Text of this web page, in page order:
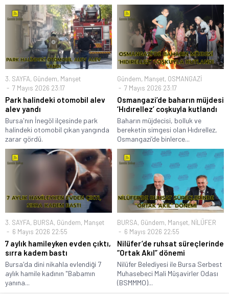
3. SAYFA, Gündem, Manşet
7 Mayıs 2026 23:17
Park halindeki otomobil alev
alev yandı
Bursa'nın İnegöl ilçesinde park
halindeki otomobil çıkan yangında
zarar gördü.
Gündem, Manşet, OSMANGAZİ
7 Mayıs 2026 23:17
Osmangazi’de baharın müjdesi
‘Hıdırellez’ coşkuyla kutlandı
Baharın müjdecisi, bolluk ve
bereketin simgesi olan Hıdırellez,
Osmangazi’de binlerce...
3. SAYFA, BURSA, Gündem, Manşet
6 Mayıs 2026 22:55
7 aylık hamileyken evden çıktı,
sırra kadem bastı
Bursa'da dini nikahla evlendiği 7
aylık hamile kadının "Babamın
yanına...
BURSA, Gündem, Manşet, NİLÜFER
6 Mayıs 2026 22:55
Nilüfer’de ruhsat süreçlerinde
“Ortak Akıl” dönemi
Nilüfer Belediyesi ile Bursa Serbest
Muhasebeci Mali Müşavirler Odası
(BSMMMO)...